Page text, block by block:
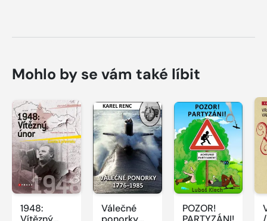
Mohlo by se vám také líbit
1948:
Válečné
POZOR!